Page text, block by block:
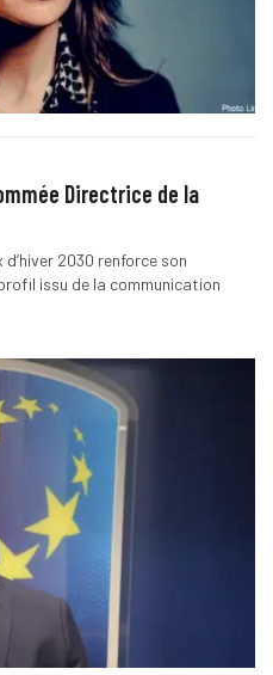
Directrice de la
2030 renforce son
issu de la communication